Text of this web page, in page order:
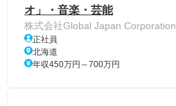
オ」・音楽・芸能
株式会社Global Japan Corporation
正社員
北海道
年収450万円～700万円